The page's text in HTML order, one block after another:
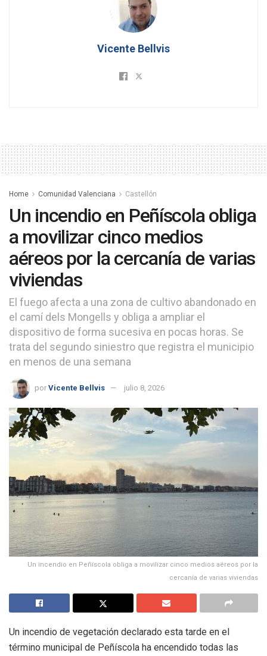
Vicente Bellvis
Home Comunidad Valenciana Castellón
Un incendio en Peñíscola obliga
a movilizar cinco medios
aéreos por la cercanía de varias
viviendas
El fuego afecta a una zona de cultivo abandonado en
el camí dels Mongells y obliga a ampliar el
dispositivo de forma sucesiva en pocas horas. Se
trata del segundo siniestro que registra el municipio
en menos de una semana
por Vicente Bellvis julio 8, 2026
Un incendio en Peñíscola obliga a movilizar cinco medios aéreos por la
cercanía de varias viviendas
Un incendio de vegetación declarado esta tarde en el
término municipal de Peñíscola ha encendido todas las